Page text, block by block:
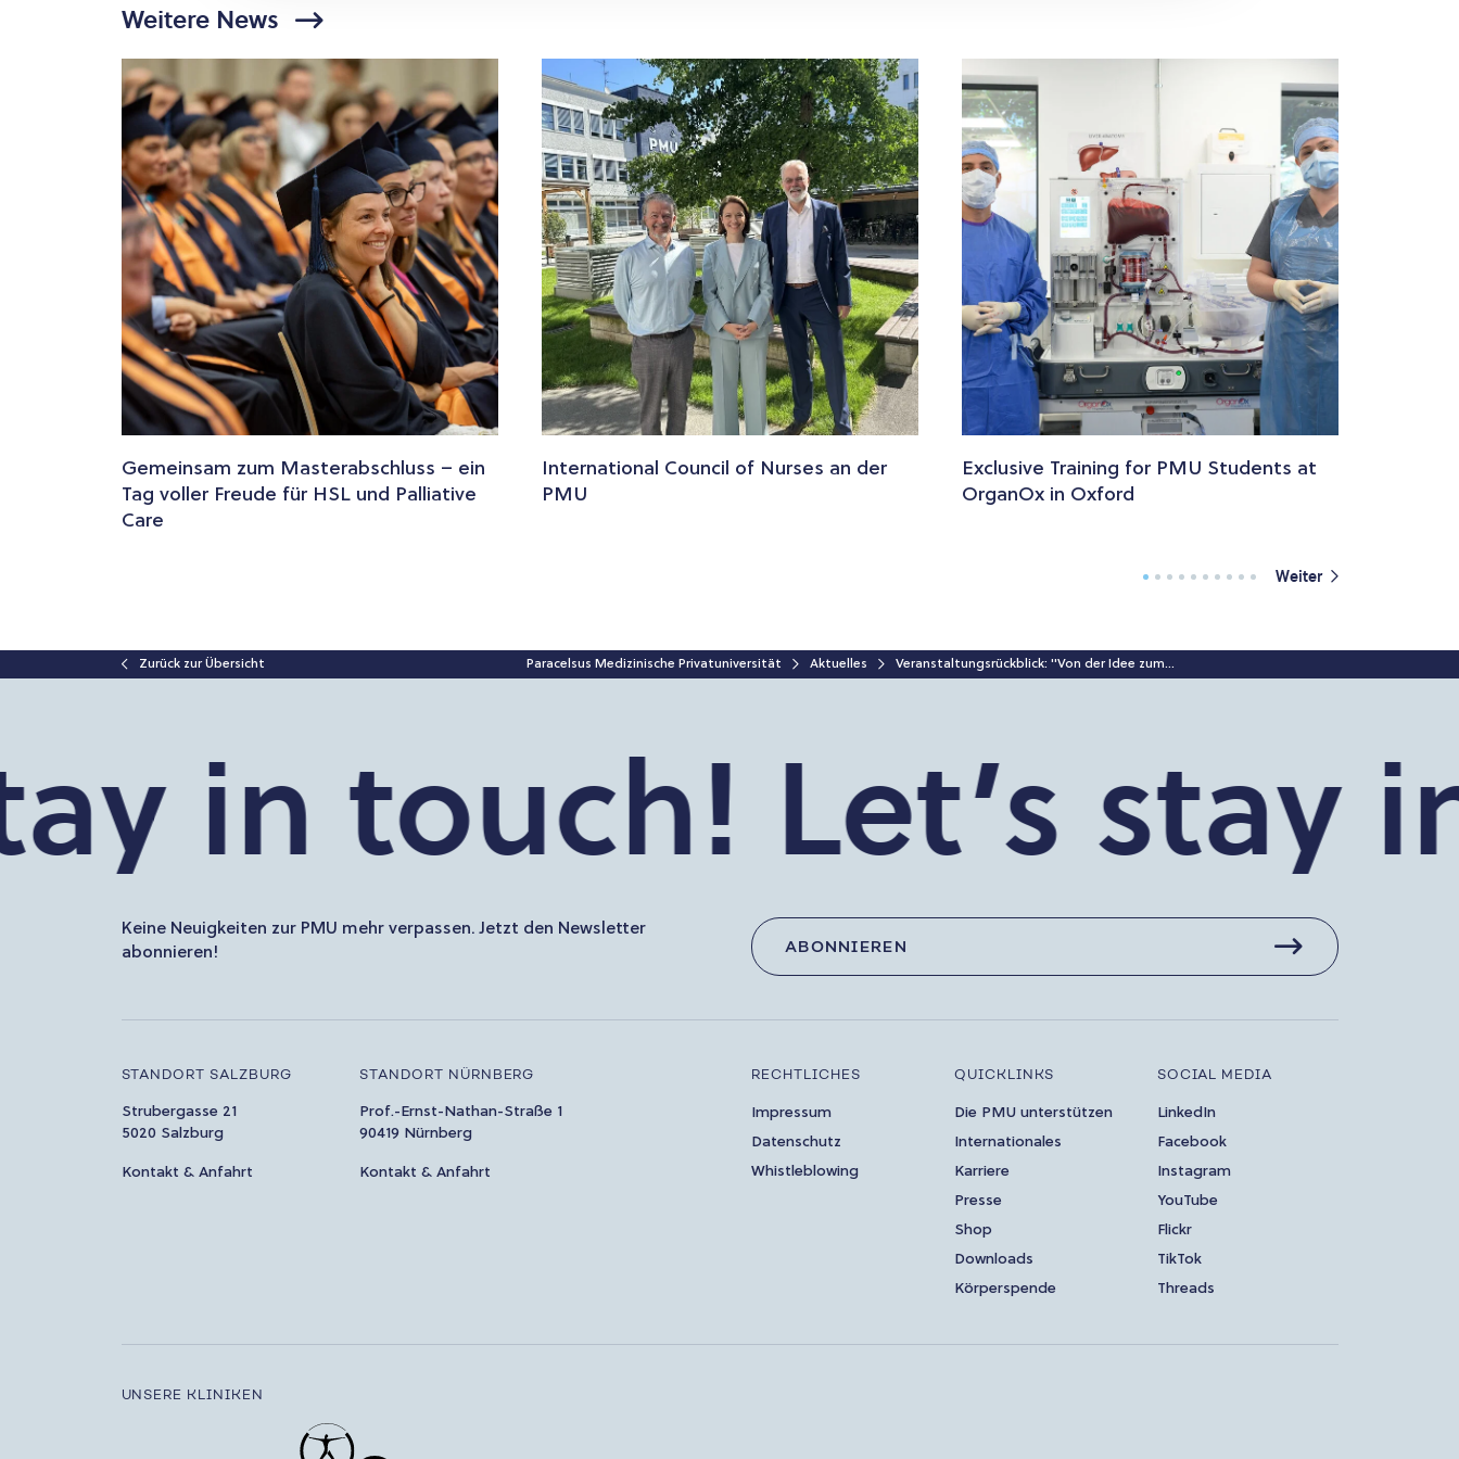
Weitere News
Gemeinsam zum Masterabschluss – ein
Tag voller Freude für HSL und Palliative
Care
International Council of Nurses an der
PMU
Exclusive Training for PMU Students at
OrganOx in Oxford
Weiter
Zurück zur Übersicht Paracelsus Medizinische Privatuniversität Aktuelles Veranstaltungsrückblick: "Von der Idee zum...
in touch!Let’s stay in
Keine Neuigkeiten zur PMU mehr verpassen. Jetzt den Newsletter
abonnieren!
ABONNIEREN
STANDORT SALZBURG
Strubergasse 21
5020 Salzburg
Kontakt & Anfahrt
STANDORT NÜRNBERG
Prof.-Ernst-Nathan-Straße 1
90419 Nürnberg
Kontakt & Anfahrt
RECHTLICHES
Impressum
Datenschutz
Whistleblowing
QUICKLINKS
Die PMU unterstützen
Internationales
Karriere
Presse
Shop
Downloads
Körperspende
SOCIAL MEDIA
LinkedIn
Facebook
Instagram
YouTube
Flickr
TikTok
Threads
UNSERE KLINIKEN